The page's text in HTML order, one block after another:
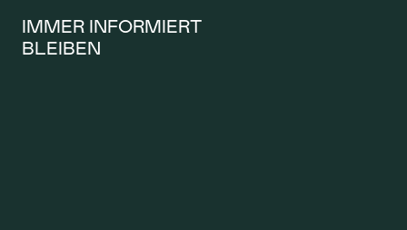
medizinischen Bereich – strengen
gesetzlichen und qualitativen Vorgaben.
IMMER INFORMIERT
BLEIBEN